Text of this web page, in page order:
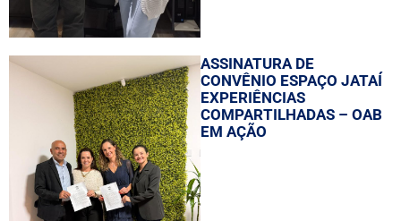
ASSINATURA DE
CONVÊNIO ESPAÇO JATAÍ
EXPERIÊNCIAS
COMPARTILHADAS – OAB
EM AÇÃO